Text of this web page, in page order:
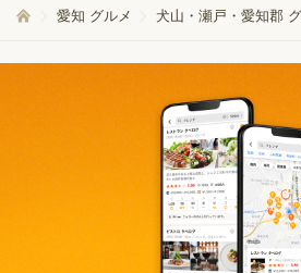
愛知 グルメ 犬山・瀬戸・愛知郡